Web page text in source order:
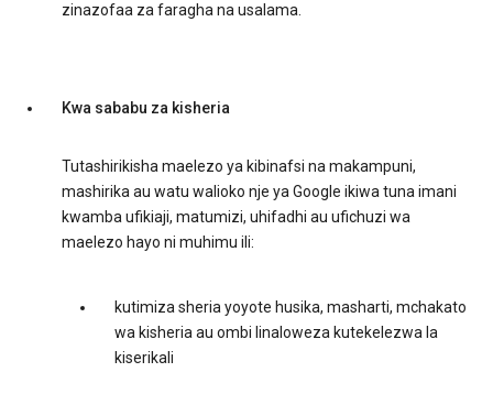
zinazofaa za faragha na usalama.
Kwa sababu za kisheria
Tutashirikisha maelezo ya kibinafsi na makampuni,
mashirika au watu walioko nje ya Google ikiwa tuna imani
kwamba ufikiaji, matumizi, uhifadhi au ufichuzi wa
maelezo hayo ni muhimu ili:
kutimiza sheria yoyote husika, masharti, mchakato
wa kisheria au ombi linaloweza kutekelezwa la
kiserikali